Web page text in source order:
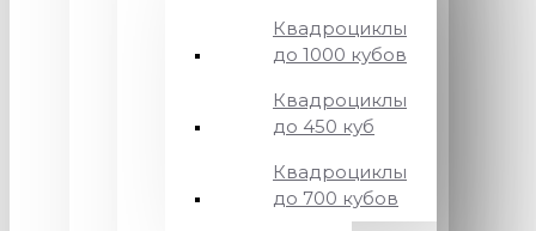
Квадроциклы
до 1000 кубов
Квадроциклы
до 450 куб
Квадроциклы
до 700 кубов